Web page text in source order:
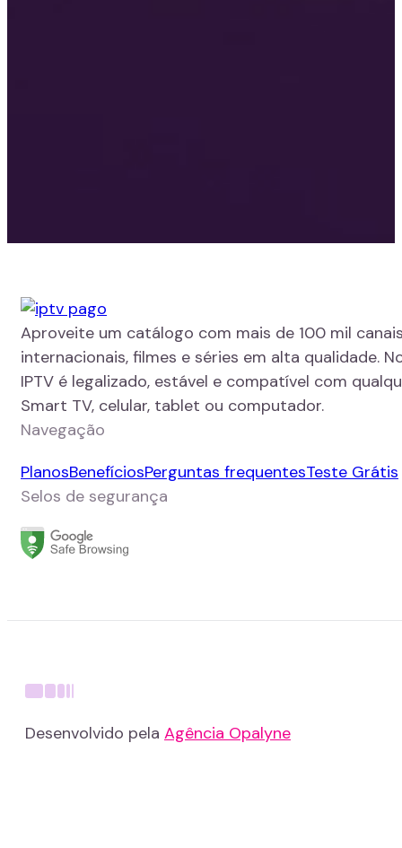
Aproveite um catálogo com mais de 100 mil
internacionais, filmes e séries em alta qualidade.
IPTV é legalizado, estável e compatível com
Smart TV, celular, tablet ou computador.
Navegação
PlanosBenefíciosPerguntas frequentesTeste Grátis
Selos de segurança
Desenvolvido pela Agência Opalyne